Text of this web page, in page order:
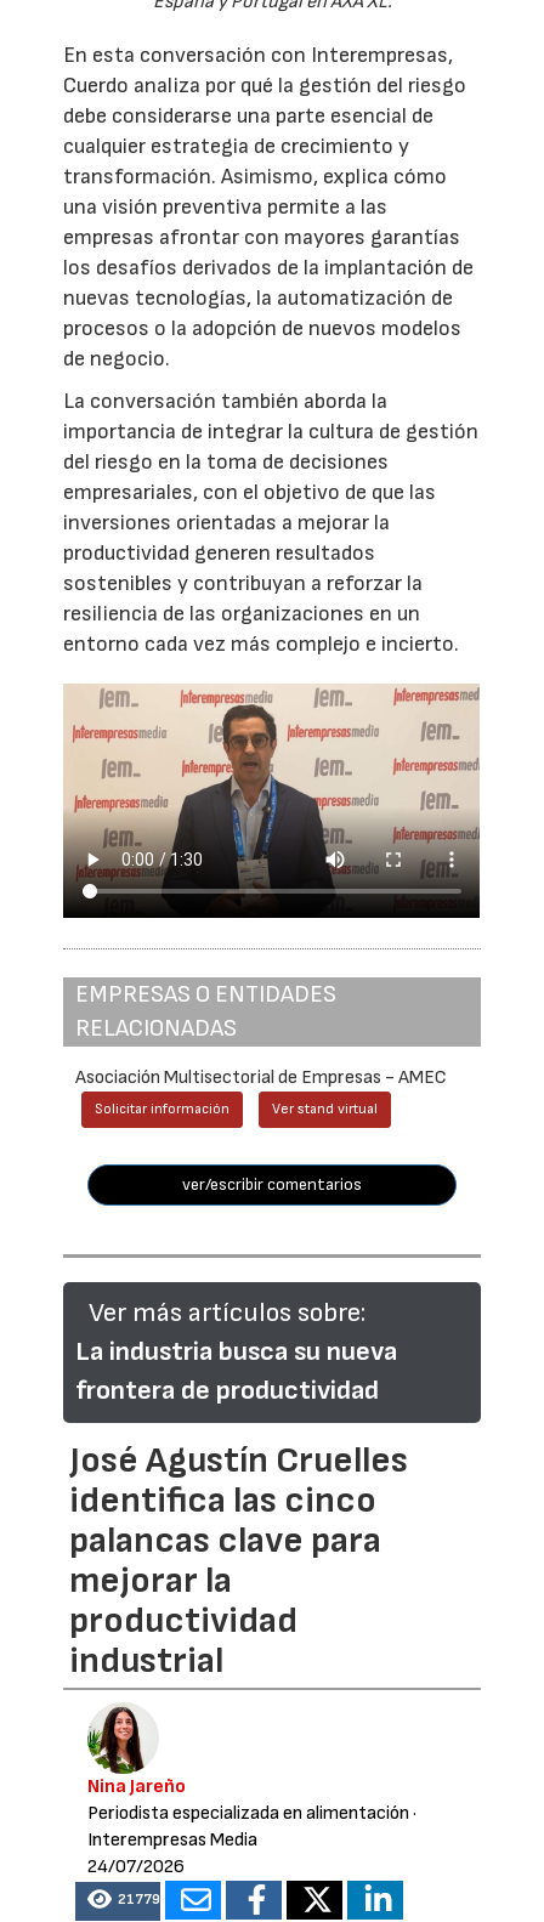
En esta conversación con Interempresas,
Cuerdo analiza por qué la gestión del riesgo
debe considerarse una parte esencial de
cualquier estrategia de crecimiento y
transformación. Asimismo, explica cómo
una visión preventiva permite a las
empresas afrontar con mayores garantías
los desafíos derivados de la implantación de
nuevas tecnologías, la automatización de
procesos o la adopción de nuevos modelos
de negocio.
La conversación también aborda la
importancia de integrar la cultura de gestión
del riesgo en la toma de decisiones
empresariales, con el objetivo de que las
inversiones orientadas a mejorar la
productividad generen resultados
sostenibles y contribuyan a reforzar la
resiliencia de las organizaciones en un
entorno cada vez más complejo e incierto.
EMPRESAS O ENTIDADES
RELACIONADAS
Asociación Multisectorial de Empresas - AMEC
Solicitar información Ver stand virtual
ver/escribir comentarios
Ver más artículos sobre:
La industria busca su nueva
frontera de productividad
José Agustín Cruelles
identifica las cinco
palancas clave para
mejorar la
productividad
industrial
Nina Jareño
Periodista especializada en alimentación ·
Interempresas Media
24/07/2026
21779